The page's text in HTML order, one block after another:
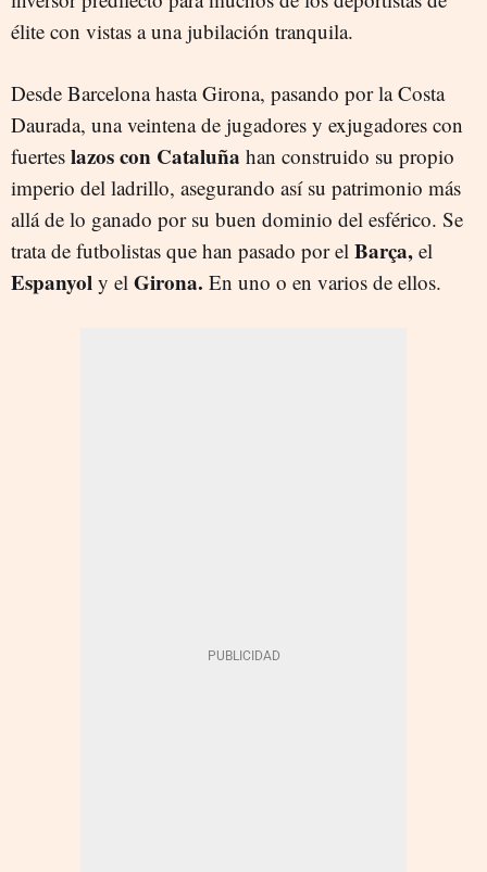
élite con vistas a una jubilación tranquila.
Desde Barcelona hasta Girona, pasando por la Costa
Daurada, una veintena de jugadores y exjugadores con
fuertes lazos con Cataluña han construido su propio
imperio del ladrillo, asegurando así su patrimonio más
allá de lo ganado por su buen dominio del esférico. Se
trata de futbolistas que han pasado por el Barça, el
Espanyol y el Girona. En uno o en varios de ellos.